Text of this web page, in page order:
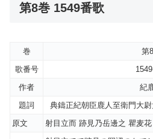
第8巻 1549番歌
巻
第
歌番号
作者
紀
題詞
典鑄正紀朝臣鹿人至衛門大
原文
射目立而 跡見乃岳邊之 瞿麦